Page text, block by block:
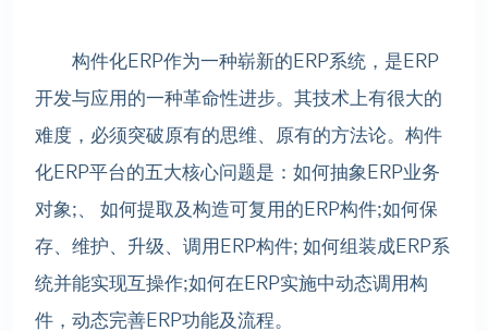
构件化ERP作为一种崭新的ERP系统，是ERP
开发与应用的一种革命性进步。其技术上有很大的
难度，必须突破原有的思维、原有的方法论。构件
化ERP平台的五大核心问题是：如何抽象ERP业务
对象;、 如何提取及构造可复用的ERP构件;如何保
存、维护、升级、调用ERP构件; 如何组装成ERP系
统并能实现互操作;如何在ERP实施中动态调用构
件，动态完善ERP功能及流程。